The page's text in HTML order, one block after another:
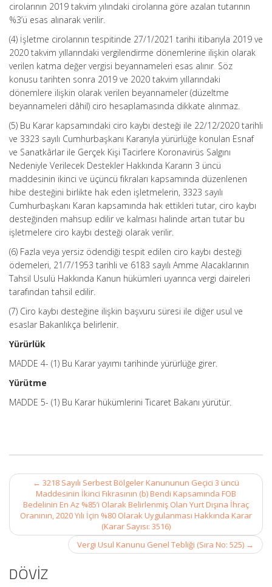
cirolarının 2019 takvim yılındaki cirolarına göre azalan tutarının
%3’ü esas alınarak verilir.
(4) İşletme cirolarının tespitinde 27/1/2021 tarihi itibarıyla 2019 ve
2020 takvim yıllarındaki vergilendirme dönemlerine ilişkin olarak
verilen katma değer vergisi beyannameleri esas alınır. Söz
konusu tarihten sonra 2019 ve 2020 takvim yıllarındaki
dönemlere ilişkin olarak verilen beyannameler (düzeltme
beyannameleri dâhil) ciro hesaplamasında dikkate alınmaz.
(5) Bu Karar kapsamındaki ciro kaybı desteği ile 22/12/2020 tarihli
ve 3323 sayılı Cumhurbaşkanı Kararıyla yürürlüğe konulan Esnaf
ve Sanatkârlar ile Gerçek Kişi Tacirlere Koronavirüs Salgını
Nedeniyle Verilecek Destekler Hakkında Kararın 3 üncü
maddesinin ikinci ve üçüncü fıkraları kapsamında düzenlenen
hibe desteğini birlikte hak eden işletmelerin, 3323 sayılı
Cumhurbaşkanı Karan kapsamında hak ettikleri tutar, ciro kaybı
desteğinden mahsup edilir ve kalması halinde artan tutar bu
işletmelere ciro kaybı desteği olarak verilir.
(6) Fazla veya yersiz ödendiği tespit edilen ciro kaybı desteği
ödemeleri, 21/7/1953 tarihli ve 6183 sayılı Amme Alacaklarının
Tahsil Usulü Hakkında Kanun hükümleri uyarınca vergi daireleri
tarafından tahsil edilir.
(7) Ciro kaybı desteğine ilişkin başvuru süresi ile diğer usul ve
esaslar Bakanlıkça belirlenir.
Yürürlük
MADDE 4- (1) Bu Karar yayımı tarihinde yürürlüğe girer.
Yürütme
MADDE 5- (1) Bu Karar hükümlerini Ticaret Bakanı yürütür.
Post
navigation
← 3218 Sayılı Serbest Bölgeler Kanununun Geçici 3 üncü
Maddesinin İkinci Fıkrasının (b) Bendi Kapsamında FOB
Bedelinin En Az %85’i Olarak Belirlenmiş Olan Yurt Dışına İhraç
Oranının, 2020 Yılı İçin %80 Olarak Uygulanması Hakkında Karar
(Karar Sayısı: 3516)
Vergi Usul Kanunu Genel Tebliği (Sıra No: 525) →
DÖVİZ